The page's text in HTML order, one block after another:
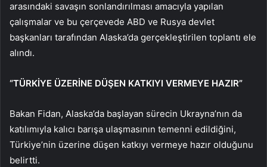
arasındaki savaşın sonlandırılması amacıyla yapılan
çalışmalar ve bu çerçevede ABD ve Rusya devlet
başkanları tarafından Alaska’da gerçekleştirilen toplantı ele
alındı.
“TÜRKİYE ÜZERİNE DÜŞEN KATKIYI VERMEYE HAZIR”
Bakan Fidan, Alaska’da başlayan sürecin Ukrayna’nın da
katılımıyla kalıcı barışa ulaşmasının temenni edildiğini,
Türkiye’nin üzerine düşen katkıyı vermeye hazır olduğunu
belirtti.